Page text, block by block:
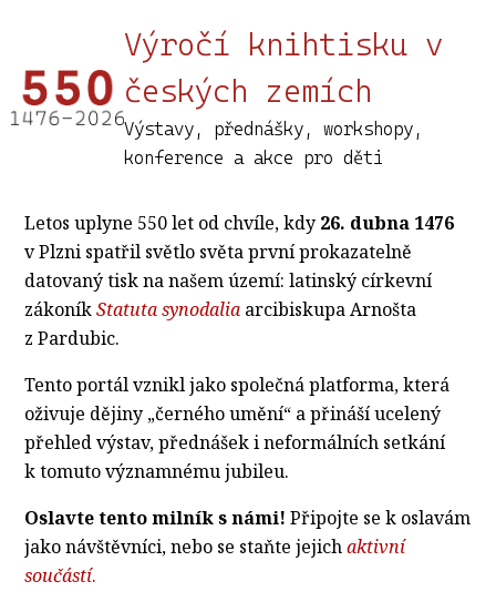
Výročí knihtisku v
českých zemích
Výstavy, přednášky, workshopy,
konference a akce pro děti
Letos uplyne 550 let od chvíle, kdy 26. dubna 1476
v Plzni spatřil světlo světa první prokazatelně
datovaný tisk na našem území: latinský církevní
zákoníkStatuta synodalia arcibiskupa Arnošta
z Pardubic.
Tento portál vznikl jako společná platforma, která
oživuje dějiny „černého umění“ a přináší ucelený
přehled výstav, přednášek i neformálních setkání
k tomuto významnému jubileu.
Oslavte tento milník s námi! Připojte se k oslavám
jako návštěvníci, nebo se staňte jejichaktivní
součástí.